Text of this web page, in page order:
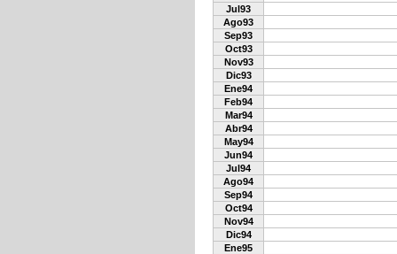
Jul93
Ago93
Sep93
Oct93
Nov93
Dic93
Ene94
Feb94
Mar94
Abr94
May94
Jun94
Jul94
Ago94
Sep94
Oct94
Nov94
Dic94
Ene95